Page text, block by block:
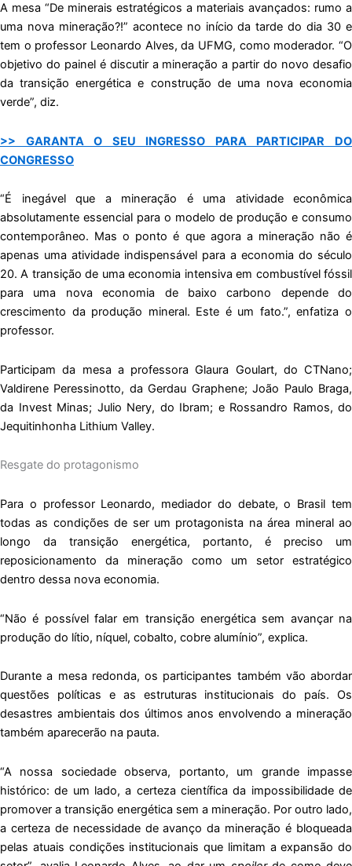
A mesa “De minerais estratégicos a materiais avançados: rumo a
uma nova mineração?!” acontece no início da tarde do dia 30 e
tem o professor Leonardo Alves, da UFMG, como moderador. “O
objetivo do painel é discutir a mineração a partir do novo desafio
da transição energética e construção de uma nova economia
verde”, diz.
>> GARANTA O SEU INGRESSO PARA PARTICIPAR DO
CONGRESSO
“É inegável que a mineração é uma atividade econômica
absolutamente essencial para o modelo de produção e consumo
contemporâneo. Mas o ponto é que agora a mineração não é
apenas uma atividade indispensável para a economia do século
20. A transição de uma economia intensiva em combustível fóssil
para uma nova economia de baixo carbono depende do
crescimento da produção mineral. Este é um fato.”, enfatiza o
professor.
Participam da mesa a professora Glaura Goulart, do CTNano;
Valdirene Peressinotto, da Gerdau Graphene; João Paulo Braga,
da Invest Minas; Julio Nery, do Ibram; e Rossandro Ramos, do
Jequitinhonha Lithium Valley.
Resgate do protagonismo
Para o professor Leonardo, mediador do debate, o Brasil tem
todas as condições de ser um protagonista na área mineral ao
longo da transição energética, portanto, é preciso um
reposicionamento da mineração como um setor estratégico
dentro dessa nova economia.
“Não é possível falar em transição energética sem avançar na
produção do lítio, níquel, cobalto, cobre alumínio”, explica.
Durante a mesa redonda, os participantes também vão abordar
questões políticas e as estruturas institucionais do país. Os
desastres ambientais dos últimos anos envolvendo a mineração
também aparecerão na pauta.
“A nossa sociedade observa, portanto, um grande impasse
histórico: de um lado, a certeza científica da impossibilidade de
promover a transição energética sem a mineração. Por outro lado,
a certeza de necessidade de avanço da mineração é bloqueada
pelas atuais condições institucionais que limitam a expansão do